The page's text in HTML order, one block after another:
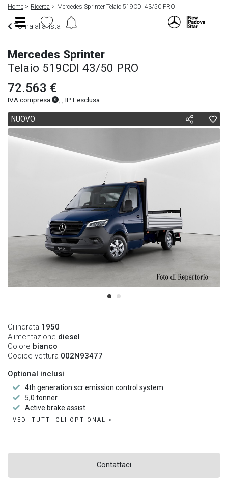
Home Ricerca Mercedes Sprinter Telaio 519CDI 43/50 PRO
Torna alla lista
Mercedes Sprinter
Telaio 519CDI 43/50 PRO
72.563 €
IVA compresa , , IPT esclusa
NUOVO
Cilindrata 1950
Alimentazione diesel
Colore bianco
Codice vettura 002N93477
Optional inclusi
4th generation scr emission control system
5,0 tonner
Active brake assist
VEDI TUTTI GLI OPTIONAL >
Contattaci